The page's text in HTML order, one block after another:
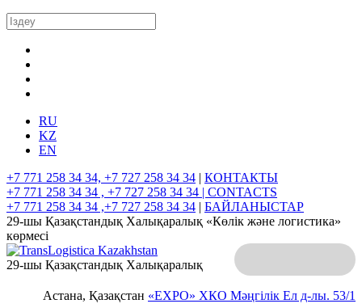
RU
KZ
EN
+7 771 258 34 34, +7 727 258 34 34 | КОНТАКТЫ
+7 771 258 34 34 , +7 727 258 34 34 | CONTACTS
+7 771 258 34 34 ,+7 727 258 34 34 | БАЙЛАНЫСТАР
29-шы Қазақстандық Халықаралық «Көлік және логистика»
көрмесі
Астана, Қазақстан «EXPO» ХКО Мәңгілік Ел д-лы. 53/1
29-шы Қазақстандық Халықаралық